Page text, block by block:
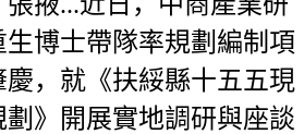
博士帶隊率規劃編制項
慶，就《扶綏縣十五五現
》開展實地調研與座談